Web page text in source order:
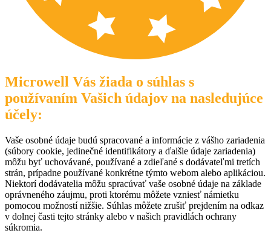
Microwell Vás žiada o súhlas s
používaním Vašich údajov na nasledujúce
účely:
Vaše osobné údaje budú spracované a informácie z vášho zariadenia
(súbory cookie, jedinečné identifikátory a ďalšie údaje zariadenia)
môžu byť uchovávané, používané a zdieľané s dodávateľmi tretích
strán, prípadne používané konkrétne týmto webom alebo aplikáciou.
Niektorí dodávatelia môžu spracúvať vaše osobné údaje na základe
oprávneného záujmu, proti ktorému môžete vzniesť námietku
pomocou možností nižšie. Súhlas môžete zrušiť prejdením na odkaz
v dolnej časti tejto stránky alebo v našich pravidlách ochrany
súkromia.